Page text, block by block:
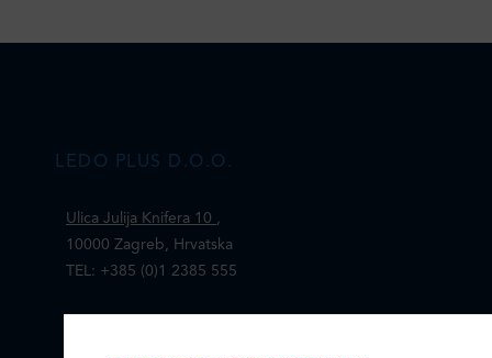
LEDO PLUS D.O.O.
Ulica Julija Knifera 10 ,
10000 Zagreb, Hrvatska
TEL: +385 (0)1 2385 555